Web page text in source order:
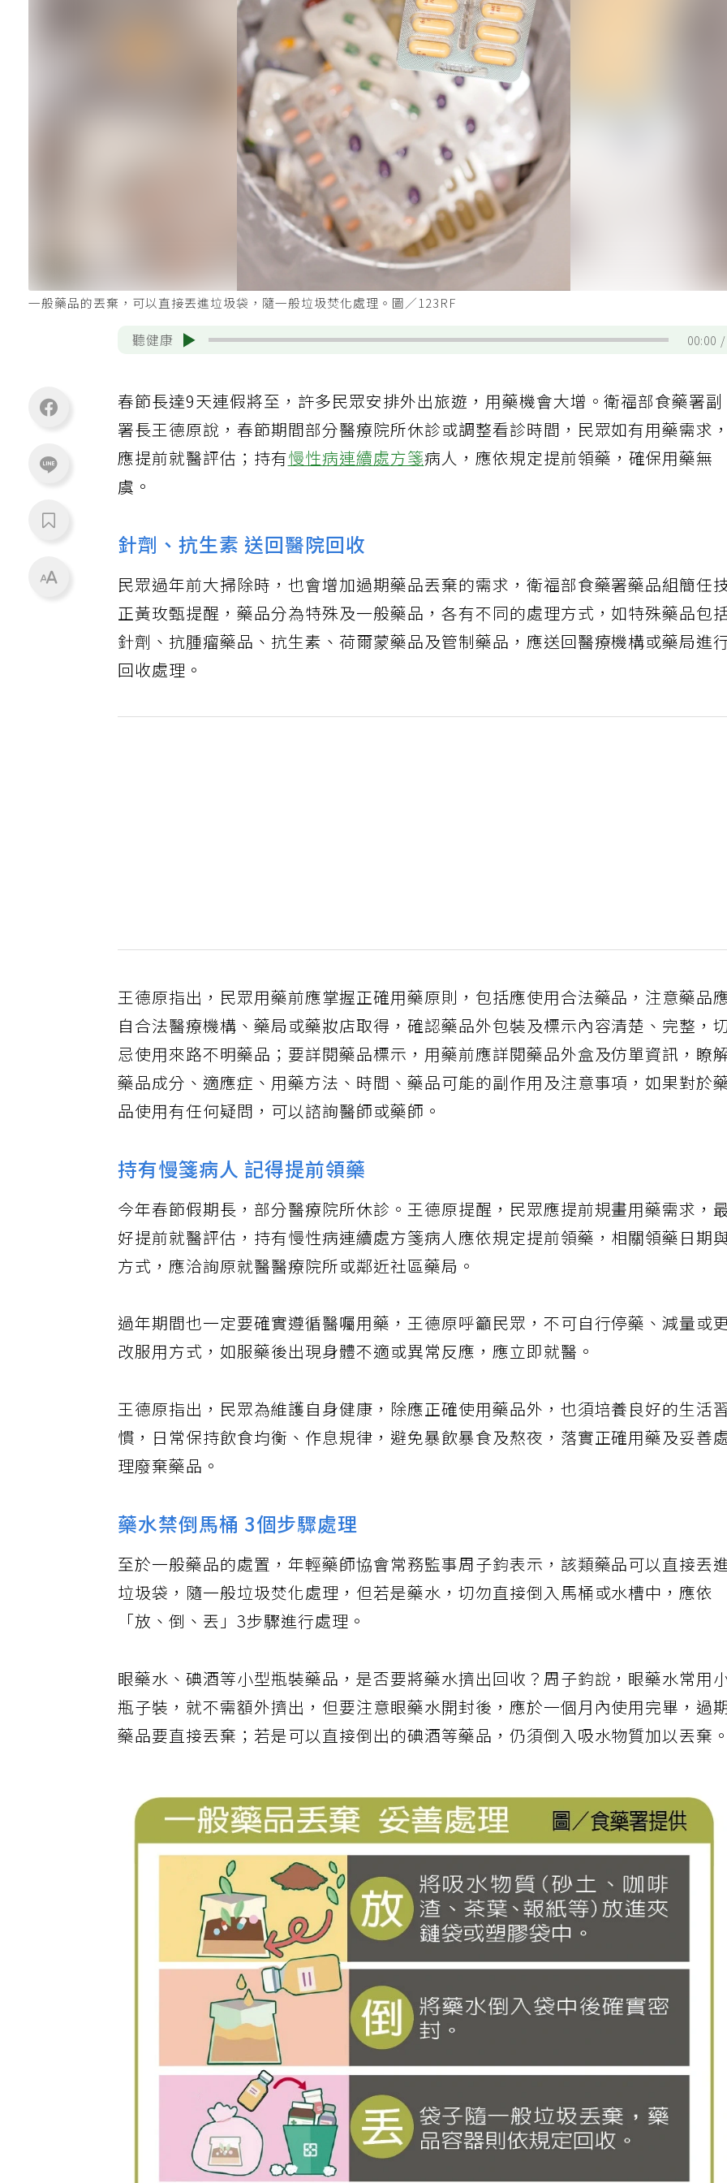
一般藥品的丟棄，可以直接丟進垃圾袋，隨一般垃圾焚化處理。圖／123RF
聽健康 00:00
春節長達9天連假將至，許多民眾安排外出旅遊，用藥機會大增。衛福部食藥署副
署長王德原說，春節期間部分醫療院所休診或調整看診時間，民眾如有用藥需求，
應提前就醫評估；持有慢性病連續處方箋病人，應依規定提前領藥，確保用藥無
虞。
針劑、抗生素 送回醫院回收
民眾過年前大掃除時，也會增加過期藥品丟棄的需求，衛福部食藥署藥品組簡任
正黃玫甄提醒，藥品分為特殊及一般藥品，各有不同的處理方式，如特殊藥品包
針劑、抗腫瘤藥品、抗生素、荷爾蒙藥品及管制藥品，應送回醫療機構或藥局進
回收處理。
王德原指出，民眾用藥前應掌握正確用藥原則，包括應使用合法藥品，注意藥品
自合法醫療機構、藥局或藥妝店取得，確認藥品外包裝及標示內容清楚、完整，切
忌使用來路不明藥品；要詳閱藥品標示，用藥前應詳閱藥品外盒及仿單資訊，瞭
藥品成分、適應症、用藥方法、時間、藥品可能的副作用及注意事項，如果對於
品使用有任何疑問，可以諮詢醫師或藥師。
持有慢箋病人 記得提前領藥
今年春節假期長，部分醫療院所休診。王德原提醒，民眾應提前規畫用藥需求，
好提前就醫評估，持有慢性病連續處方箋病人應依規定提前領藥，相關領藥日期
方式，應洽詢原就醫醫療院所或鄰近社區藥局。
過年期間也一定要確實遵循醫囑用藥，王德原呼籲民眾，不可自行停藥、減量或
改服用方式，如服藥後出現身體不適或異常反應，應立即就醫。
王德原指出，民眾為維護自身健康，除應正確使用藥品外，也須培養良好的生活習
慣，日常保持飲食均衡、作息規律，避免暴飲暴食及熬夜，落實正確用藥及妥善
理廢棄藥品。
藥水禁倒馬桶 3個步驟處理
至於一般藥品的處置，年輕藥師協會常務監事周子鈞表示，該類藥品可以直接丟
垃圾袋，隨一般垃圾焚化處理，但若是藥水，切勿直接倒入馬桶或水槽中，應依
「放、倒、丟」3步驟進行處理。
眼藥水、碘酒等小型瓶裝藥品，是否要將藥水擠出回收？周子鈞說，眼藥水常用
瓶子裝，就不需額外擠出，但要注意眼藥水開封後，應於一個月內使用完畢，過
藥品要直接丟棄；若是可以直接倒出的碘酒等藥品，仍須倒入吸水物質加以丟棄。